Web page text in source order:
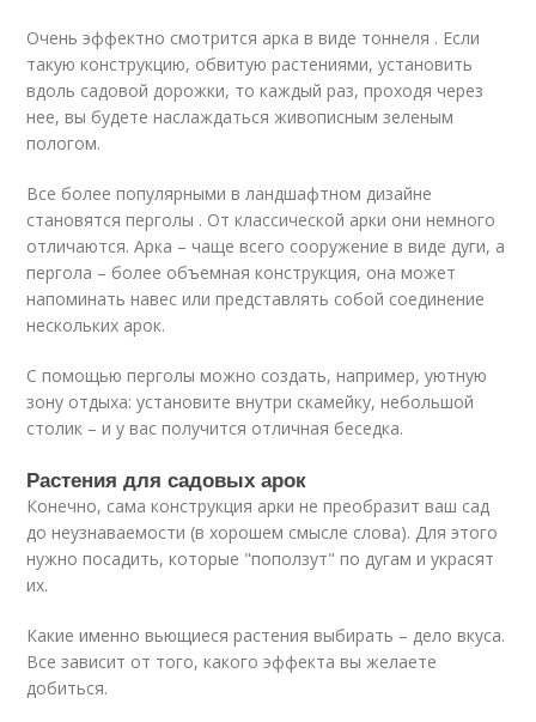
Очень эффектно смотрится арка в виде тоннеля . Если
такую конструкцию, обвитую растениями, установить
вдоль садовой дорожки, то каждый раз, проходя через
нее, вы будете наслаждаться живописным зеленым
пологом.
Все более популярными в ландшафтном дизайне
становятся перголы . От классической арки они немного
отличаются. Арка – чаще всего сооружение в виде дуги, а
пергола – более объемная конструкция, она может
напоминать навес или представлять собой соединение
нескольких арок.
С помощью перголы можно создать, например, уютную
зону отдыха: установите внутри скамейку, небольшой
столик – и у вас получится отличная беседка.
Растения для садовых арок
Конечно, сама конструкция арки не преобразит ваш сад
до неузнаваемости (в хорошем смысле слова). Для этого
нужно посадить, которые "поползут" по дугам и украсят
их.
Какие именно вьющиеся растения выбирать – дело вкуса.
Все зависит от того, какого эффекта вы желаете
добиться.